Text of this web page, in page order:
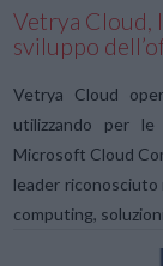
Vetrya Cloud,
sviluppo
Vetrya Cloud
utilizzando per
Microsoft Cloud
leader riconosciuto
computing,